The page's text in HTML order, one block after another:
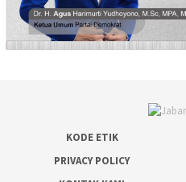
KODE ETIK
PRIVACY POLICY